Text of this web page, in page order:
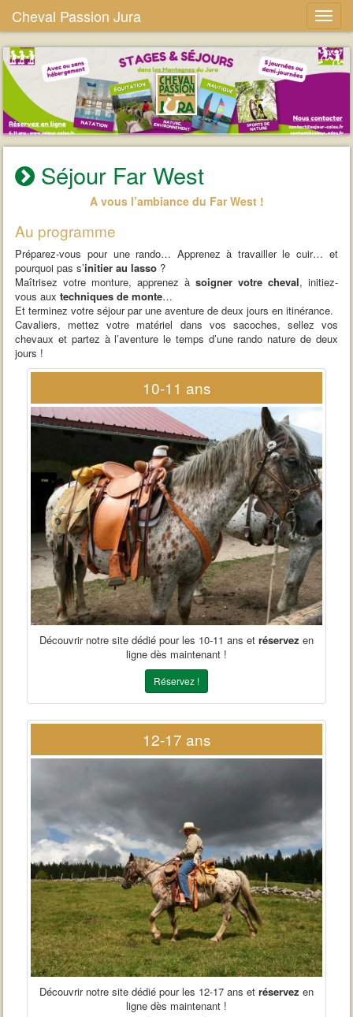
Cheval Passion Jura
Séjour Far West
A vous l’ambiance du Far West !
Au programme
Préparez-vous pour une rando… Apprenez à travailler le cuir… et
pourquoi pas s’initier au lasso ?
Maîtrisez votre monture, apprenez à soigner votre cheval, initiez-
vous auxtechniques de monte…
Et terminez votre séjour par une aventure de deux jours en itinérance.
Cavaliers, mettez votre matériel dans vos sacoches, sellez vos
chevaux et partez à l’aventure le temps d’une rando nature de deux
jours !
10-11 ans
Découvrir notre site dédié pour les 10-11 ans et réservez en
ligne dès maintenant !
Réservez !
12-17 ans
Découvrir notre site dédié pour les 12-17 ans et réservez en
ligne dès maintenant !